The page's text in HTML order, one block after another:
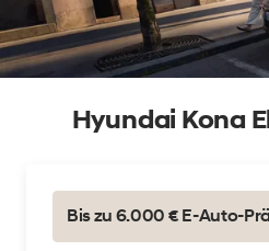
Hyundai Kona
Bis zu 6.000 € E-Auto-